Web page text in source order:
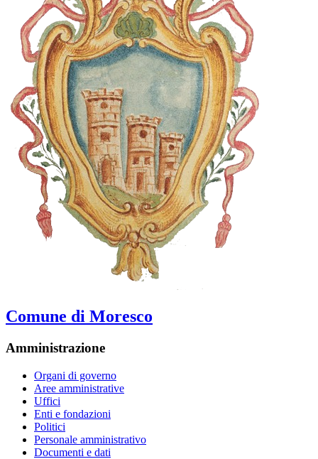
Comune di Moresco
Amministrazione
Organi di governo
Aree amministrative
Uffici
Enti e fondazioni
Politici
Personale amministrativo
Documenti e dati